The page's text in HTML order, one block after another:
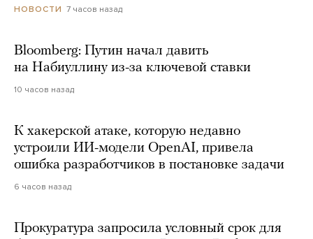
НОВОСТИ 7 часов назад
Bloomberg: Путин начал давить
на Набиуллину из-за ключевой ставки
10 часов назад
К хакерской атаке, которую недавно
устроили ИИ-модели OpenAI, привела
ошибка разработчиков в постановке задачи
6 часов назад
Прокуратура запросила условный срок для